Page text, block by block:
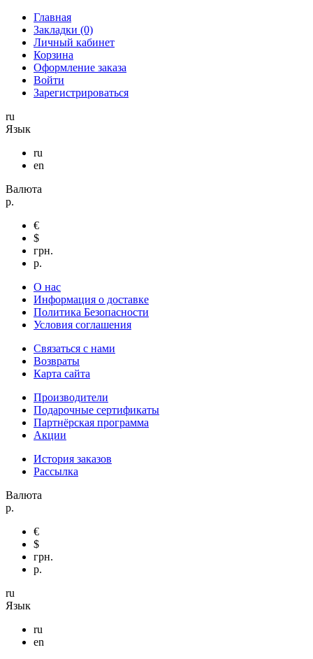
Главная
Закладки (0)
Личный кабинет
Корзина
Оформление заказа
Войти
Зарегистрироваться
ru
Язык
ru
en
Валюта
р.
€
$
грн.
р.
О нас
Информация о доставке
Политика Безопасности
Условия соглашения
Связаться с нами
Возвраты
Карта сайта
Производители
Подарочные сертификаты
Партнёрская программа
Акции
История заказов
Рассылка
Валюта
р.
€
$
грн.
р.
ru
Язык
ru
en